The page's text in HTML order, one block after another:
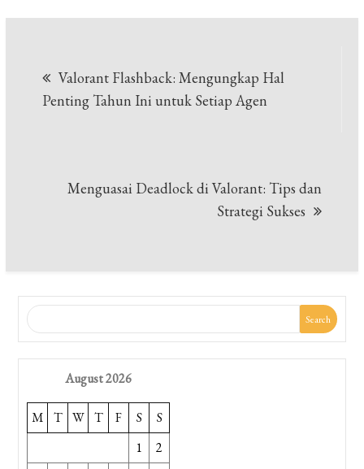
navigation
Valorant Flashback: Mengungkap Hal
Penting Tahun Ini untuk Setiap Agen
Menguasai Deadlock di Valorant: Tips dan
Strategi Sukses
Search
August 2026
M T W T F S
S
1
2